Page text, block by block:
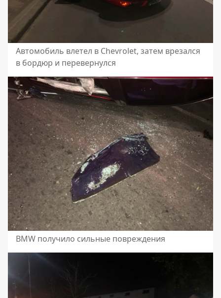
Автомобиль влетел в Chevrolet, затем врезался
в бордюр и перевернулся
BMW получило сильные повреждения